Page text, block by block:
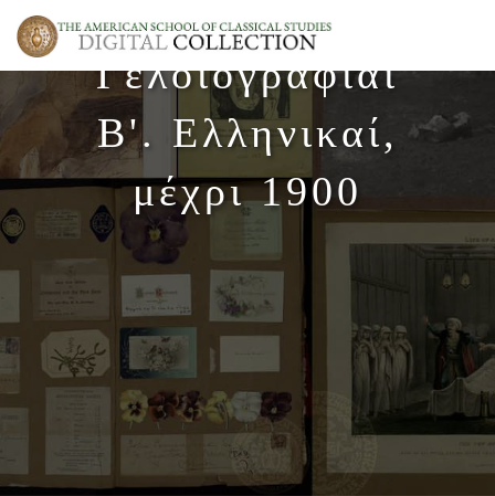
Γελοιογραφίαι
Β'. Ελληνικαί,
μέχρι 1900